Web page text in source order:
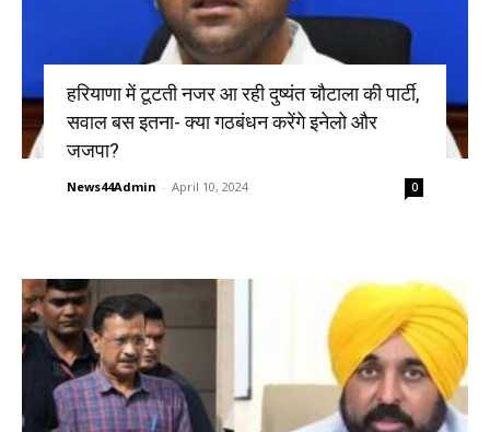
हरियाणा में टूटती नजर आ रही दुष्यंत चौटाला की पार्टी,
सवाल बस इतना- क्या गठबंधन करेंगे इनेलो और
जजपा?
News44Admin - April 10, 2024 0